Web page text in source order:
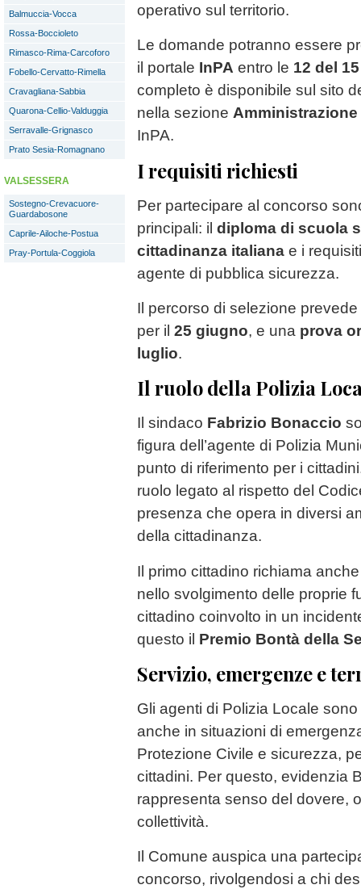
Balmuccia-Vocca
Rossa-Boccioleto
Rimasco-Rima-Carcoforo
Fobello-Cervatto-Rimella
Cravagliana-Sabbia
Quarona-Cellio-Valduggia
Serravalle-Grignasco
Prato Sesia-Romagnano
VALSESSERA
Sostegno-Crevacuore-
Guardabosone
Caprile-Ailoche-Postua
Pray-Portula-Coggiola
operativo sul territorio.
Le domande potranno essere
il portale InPA entro le 12 del
completo è disponibile sul sito
nella sezione Amministrazione
InPA.
I requisiti richiesti
Per partecipare al concorso
principali: il diploma di scuola
cittadinanza italiana e i
agente di pubblica sicurezza.
Il percorso di selezione
per il 25 giugno, e una prova
luglio.
Il ruolo della Polizia
Il sindaco Fabrizio Bonaccio
figura dell’agente di Polizia
punto di riferimento per i
ruolo legato al rispetto del
presenza che opera in diversi
della cittadinanza.
Il primo cittadino richiama
nello svolgimento delle proprie
cittadino coinvolto in un
questo il Premio Bontà della
Servizio, emergenze e
Gli agenti di Polizia Locale
anche in situazioni di
Protezione Civile e sicurezza,
cittadini. Per questo, evidenzia
rappresenta senso del dovere,
collettività.
Il Comune auspica una
concorso, rivolgendosi a chi